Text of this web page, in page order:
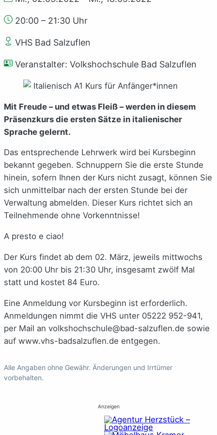
20:00 – 21:30 Uhr
VHS Bad Salzuflen
Veranstalter: Volkshochschule Bad Salzuflen
Mit Freude – und etwas Fleiß – werden in diesem
Präsenzkurs die ersten Sätze in italienischer
Sprache gelernt.
Das entsprechende Lehrwerk wird bei Kursbeginn
bekannt gegeben. Schnuppern Sie die erste Stunde
hinein, sofern Ihnen der Kurs nicht zusagt, können Sie
sich unmittelbar nach der ersten Stunde bei der
Verwaltung abmelden. Dieser Kurs richtet sich an
Teilnehmende ohne Vorkenntnisse!
A presto e ciao!
Der Kurs findet ab dem 02. März, jeweils mittwochs
von 20:00 Uhr bis 21:30 Uhr, insgesamt zwölf Mal
statt und kostet 84 Euro.
Eine Anmeldung vor Kursbeginn ist erforderlich.
Anmeldungen nimmt die VHS unter 05222 952-941,
per Mail an volkshochschule@bad-salzuflen.de sowie
auf www.vhs-badsalzuflen.de entgegen.
Alle Angaben ohne Gewähr. Änderungen und Irrtümer
vorbehalten.
Anzeigen